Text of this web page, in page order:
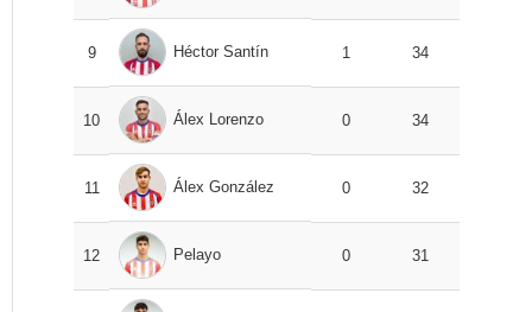
9 Héctor Santín 1 34
10 Álex Lorenzo 0 34
11 Álex González 0 32
12 Pelayo 0 31